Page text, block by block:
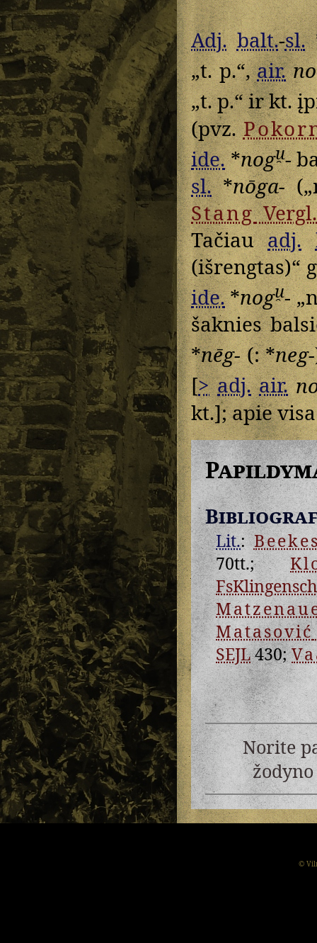
Adj. balt.-sl.
„t. p.“,air.
„t. p.“ ir kt.
(pvz.
ide.*nogu̯-
sl.*nōga-
Stang
Tačiauadj.
(išrengtas)“
ide.*nogu̯-
šaknies
*nēg-(: *neg-
[> adj. air.
kt.]; apie
Lit.:
70tt.;
Matasović
SEJL430;
Norite
©